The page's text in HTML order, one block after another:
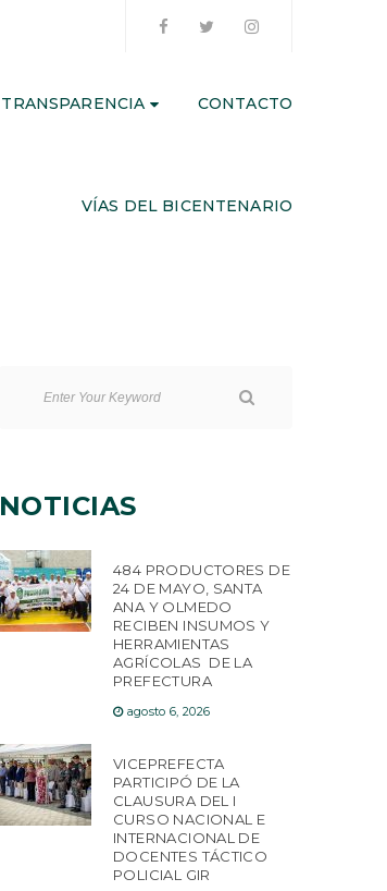
TRANSPARENCIA CONTACTO
VÍAS DEL BICENTENARIO
NOTICIAS
484 PRODUCTORES DE
24 DE MAYO, SANTA
ANA Y OLMEDO
RECIBEN INSUMOS Y
HERRAMIENTAS
AGRÍCOLAS DE LA
PREFECTURA
agosto 6, 2026
VICEPREFECTA
PARTICIPÓ DE LA
CLAUSURA DEL I
CURSO NACIONAL E
INTERNACIONAL DE
DOCENTES TÁCTICO
POLICIAL GIR